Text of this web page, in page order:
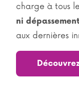
charge à tous
ni
aux dernières